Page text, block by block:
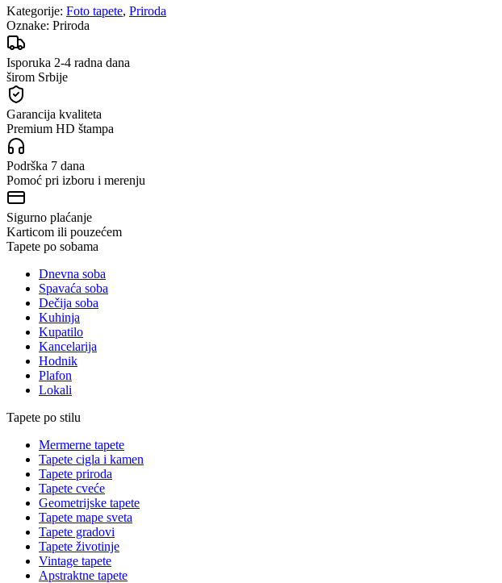
Kategorije: Foto tapete, Priroda
Oznake: Priroda
Isporuka 2-4 radna dana
širom Srbije
Garancija kvaliteta
Premium HD štampa
Podrška 7 dana
Pomoć pri izboru i merenju
Sigurno plaćanje
Karticom ili pouzećem
Tapete po sobama
Dnevna soba
Spavaća soba
Dečija soba
Kuhinja
Kupatilo
Kancelarija
Hodnik
Plafon
Lokali
Tapete po stilu
Mermerne tapete
Tapete cigla i kamen
Tapete priroda
Tapete cveće
Geometrijske tapete
Tapete mape sveta
Tapete gradovi
Tapete životinje
Vintage tapete
Apstraktne tapete